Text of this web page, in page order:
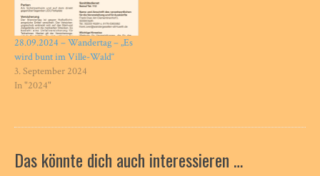
28.09.2024 – Wandertag – „Es
wird bunt im Ville-Wald“
3. September 2024
In "2024"
Das könnte dich auch interessieren …